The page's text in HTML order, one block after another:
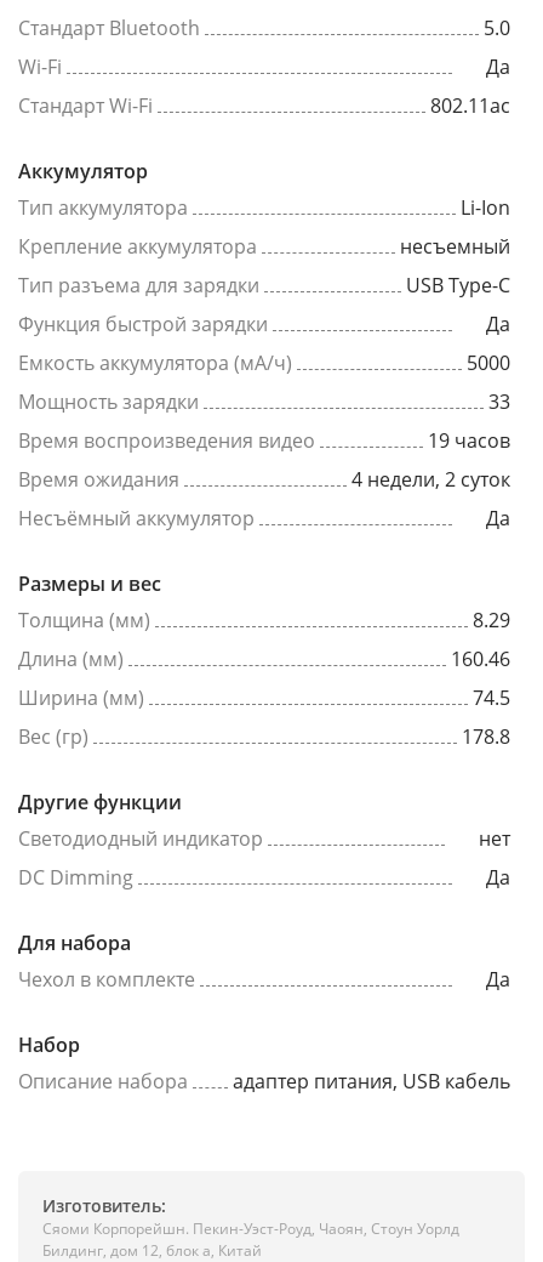
Стандарт Bluetooth
5.0
Wi-Fi
Да
Стандарт Wi-Fi
802.11ac
Аккумулятор
Тип аккумулятора
Li-Ion
Крепление аккумулятора
несъемный
Тип разъема для зарядки
USB Type-C
Функция быстрой зарядки
Да
Емкость аккумулятора (мА/ч)
5000
Мощность зарядки
33
Время воспроизведения видео
19 часов
Время ожидания
4 недели, 2 суток
Несъёмный аккумулятор
Да
Размеры и вес
Толщина (мм)
8.29
Длина (мм)
160.46
Ширина (мм)
74.5
Вес (гр)
178.8
Другие функции
Светодиодный индикатор
нет
DC Dimming
Да
Для набора
Чехол в комплекте
Да
Набор
Описание набора
адаптер питания, USB кабель
Изготовитель:
Сяоми Корпорейшн. Пекин-Уэст-Роуд, Чаоян, Стоун Уорлд
Билдинг, дом 12, блок а, Китай